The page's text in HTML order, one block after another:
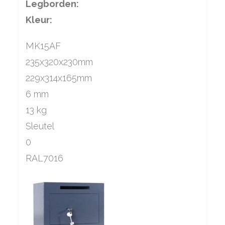
Legborden:
Kleur:
MK15AF
235x320x230mm
229x314x165mm
6 mm
13 kg
Sleutel
0
RAL7016